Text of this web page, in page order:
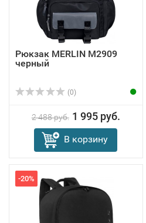
Рюкзак MERLIN M2909
черный
(0)
2 488 руб. 1 995 руб.
В корзину
-20%